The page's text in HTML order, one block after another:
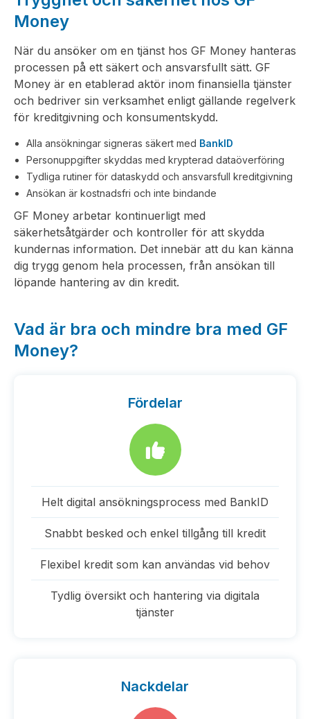
Money
När du ansöker om en tjänst hos GF Money hanteras
processen på ett säkert och ansvarsfullt sätt. GF
Money är en etablerad aktör inom finansiella tjänster
och bedriver sin verksamhet enligt gällande regelverk
för kreditgivning och konsumentskydd.
Alla ansökningar signeras säkert med BankID
Personuppgifter skyddas med krypterad dataöverföring
Tydliga rutiner för dataskydd och ansvarsfull kreditgivning
Ansökan är kostnadsfri och inte bindande
GF Money arbetar kontinuerligt med
säkerhetsåtgärder och kontroller för att skydda
kundernas information. Det innebär att du kan känna
dig trygg genom hela processen, från ansökan till
löpande hantering av din kredit.
Vad är bra och mindre bra med GF
Money?
Fördelar
Helt digital ansökningsprocess med BankID
Snabbt besked och enkel tillgång till kredit
Flexibel kredit som kan användas vid behov
Tydlig översikt och hantering via digitala
tjänster
Nackdelar